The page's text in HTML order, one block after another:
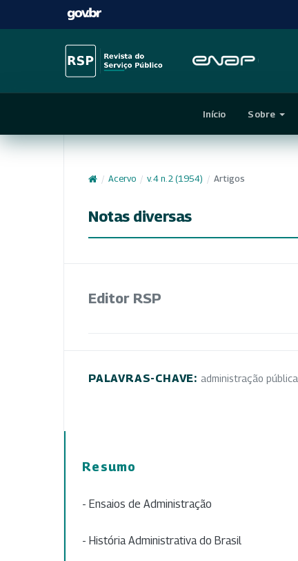
Início Sobre
/ Acervo / v. 4 n. 2 (1954) / Artigos
Notas diversas
Editor RSP
PALAVRAS-CHAVE: administração pública
Resumo
- Ensaios de Administração
- História Administrativa do Brasil